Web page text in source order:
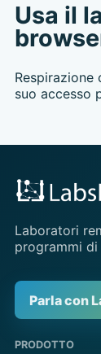
Usa il
suo accesso
Laboratori
programmi
Parla con
PRODOTTO